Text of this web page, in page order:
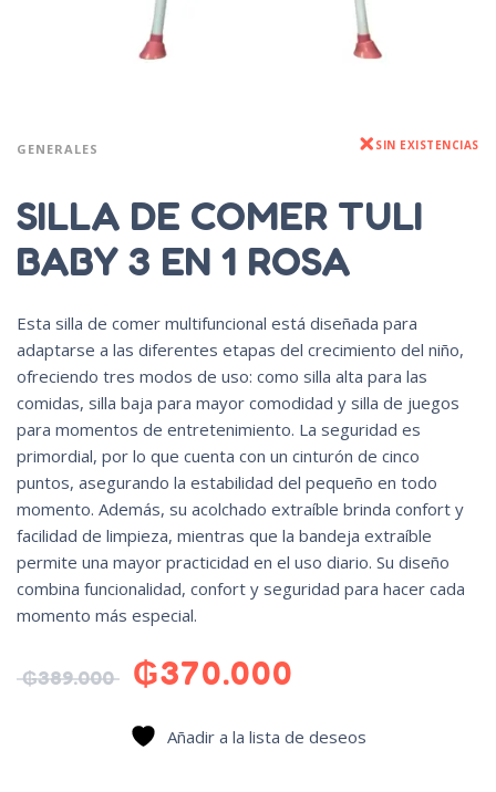
GENERALES SIN EXISTENCIAS
SILLA DE COMER TULI
BABY 3 EN 1 ROSA
Esta silla de comer multifuncional está diseñada para
adaptarse a las diferentes etapas del crecimiento del niño,
ofreciendo tres modos de uso: como silla alta para las
comidas, silla baja para mayor comodidad y silla de juegos
para momentos de entretenimiento. La seguridad es
primordial, por lo que cuenta con un cinturón de cinco
puntos, asegurando la estabilidad del pequeño en todo
momento. Además, su acolchado extraíble brinda confort y
facilidad de limpieza, mientras que la bandeja extraíble
permite una mayor practicidad en el uso diario. Su diseño
combina funcionalidad, confort y seguridad para hacer cada
momento más especial.
₲389.000 ₲370.000
Añadir a la lista de deseos